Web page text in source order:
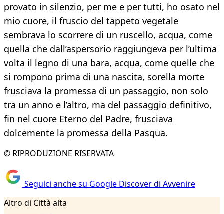
provato in silenzio, per me e per tutti, ho osato nel
mio cuore, il fruscio del tappeto vegetale
sembrava lo scorrere di un ruscello, acqua, come
quella che dall’aspersorio raggiungeva per l’ultima
volta il legno di una bara, acqua, come quelle che
si rompono prima di una nascita, sorella morte
frusciava la promessa di un passaggio, non solo
tra un anno e l’altro, ma del passaggio definitivo,
fin nel cuore Eterno del Padre, frusciava
dolcemente la promessa della Pasqua.
© RIPRODUZIONE RISERVATA
Seguici anche su Google Discover di Avvenire
Altro di Città alta